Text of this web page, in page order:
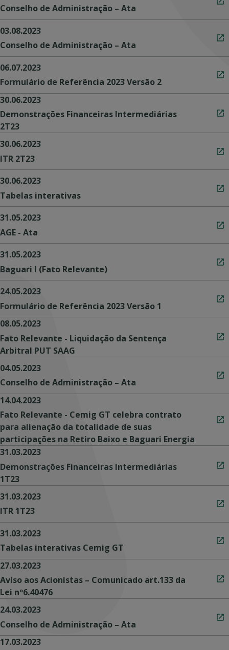
Conselho de Administração – Ata
03.08.2023
Conselho de Administração – Ata
06.07.2023
Formulário de Referência 2023 Versão 2
30.06.2023
Demonstrações Financeiras Intermediárias
2T23
30.06.2023
ITR 2T23
30.06.2023
Tabelas interativas
31.05.2023
AGE - Ata
31.05.2023
Baguari I (Fato Relevante)
24.05.2023
Formulário de Referência 2023 Versão 1
08.05.2023
Fato Relevante - Liquidação da Sentença
Arbitral PUT SAAG
04.05.2023
Conselho de Administração – Ata
14.04.2023
Fato Relevante - Cemig GT celebra contrato
para alienação da totalidade de suas
participações na Retiro Baixo e Baguari Energia
31.03.2023
Demonstrações Financeiras Intermediárias
1T23
31.03.2023
ITR 1T23
31.03.2023
Tabelas interativas Cemig GT
27.03.2023
Aviso aos Acionistas – Comunicado art.133 da
Lei nº6.40476
24.03.2023
Conselho de Administração – Ata
17.03.2023